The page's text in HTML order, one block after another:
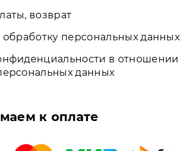
возврат
обработку персональных данных
в отношении
данных
к оплате